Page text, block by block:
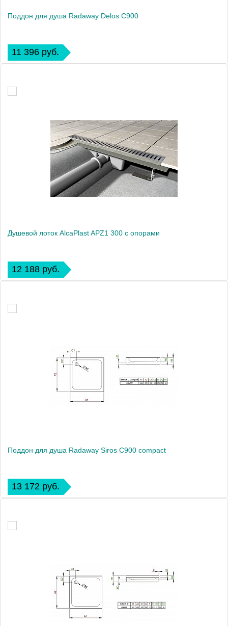
Поддон для душа Radaway Delos C900
11 396 руб.
Душевой лоток AlcaPlast APZ1 300 с опорами
12 188 руб.
Поддон для душа Radaway Siros С900 compact
13 172 руб.